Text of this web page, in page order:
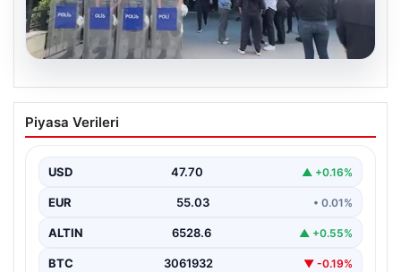
05.08.2026
Avcılar Belediyesi’ne operasyon. 12
şüpheli gözaltına alındı
Piyasa Verileri
USD 47.70 ▲ +0.16%
EUR 55.03 • 0.01%
ALTIN 6528.6 ▲ +0.55%
BTC 3061932 ▼ -0.19%